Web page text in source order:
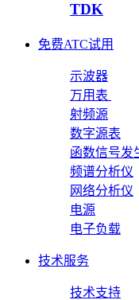
TDK
免费ATC试用
示波器
万用表
射频源
数字源表
函数信号发
频谱分析仪
网络分析仪
电源
电子负载
技术服务
技术支持